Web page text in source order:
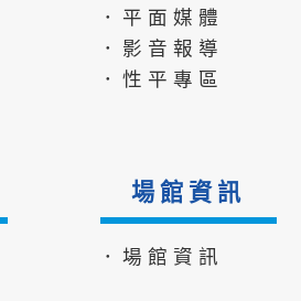
．平面媒體
．影音報導
．性平專區
場館資訊
．場館資訊